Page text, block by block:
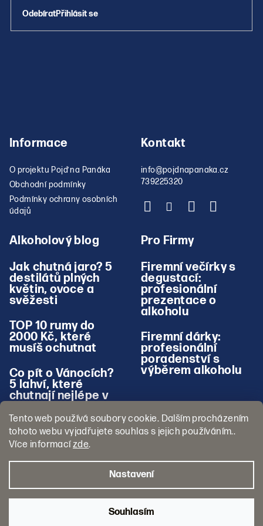
Tento web používá soubory cookie. Dalším procházením
tohoto webu vyjadřujete souhlas s jejich používáním..
Více informacízde.
Nastavení
Souhlasím
p
Přihlásit se
Informace
O projektu Pojď na Panáka
Obchodní podmínky
Podmínky ochrany osobních
údajů
Kontakt
info@pojdnapanaka.cz
739225320
Alkoholový blog
Jak chutná jaro? 5
destilátů plných
květin, ovoce a
svěžesti
TOP 10 rumy do
2000 Kč, které
musíš ochutnat
Co pít o Vánocích?
5 lahví, které
chutnají nejlépe v
Pro Firmy
Firemní večírky s
degustací:
profesionální
prezentace o
alkoholu
Firemní dárky:
profesionální
poradenství s
výběrem alkoholu